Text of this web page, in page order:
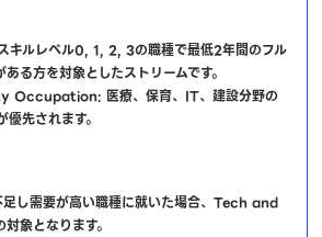
ルレベル0, 1, 2, 3の職種で最低2年間のフル
る方を対象としたストリームです。
Occupation: 医療、保育、IT、建設分野の
先されます。
し需要が高い職種に就いた場合、Tech and
となります。